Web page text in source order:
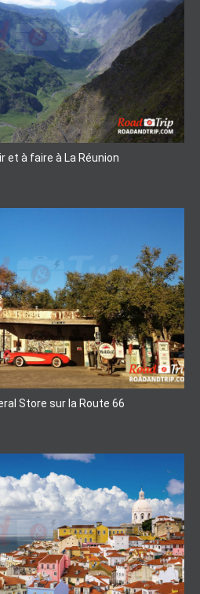
et à faire à La Réunion
Store sur la Route 66